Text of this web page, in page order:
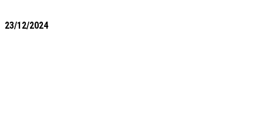
23/12/2024